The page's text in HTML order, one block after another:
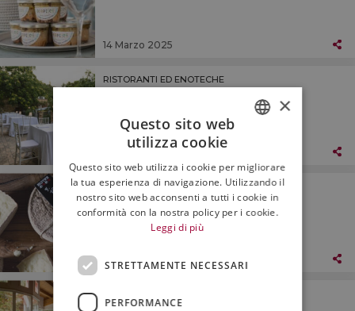
14 Marzo 2025
RISTORANTI ED ENOTECHE
14 Marzo 2025
LA DISPENSA
Salcis, Cacio di Fogliano
ENGLISH
×
Questo sito web
utilizza cookie
Questo sito web utilizza i cookie per migliorare
la tua esperienza di navigazione. Utilizzando il
nostro sito web acconsenti a tutti i cookie in
conformità con la nostra policy per i cookie.
Leggi di più
STRETTAMENTE NECESSARI
PERFORMANCE